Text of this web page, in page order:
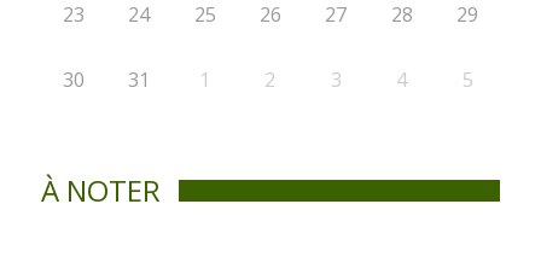
23 24 25 26 27 28 29
30 31 1 2 3 4 5
À NOTER